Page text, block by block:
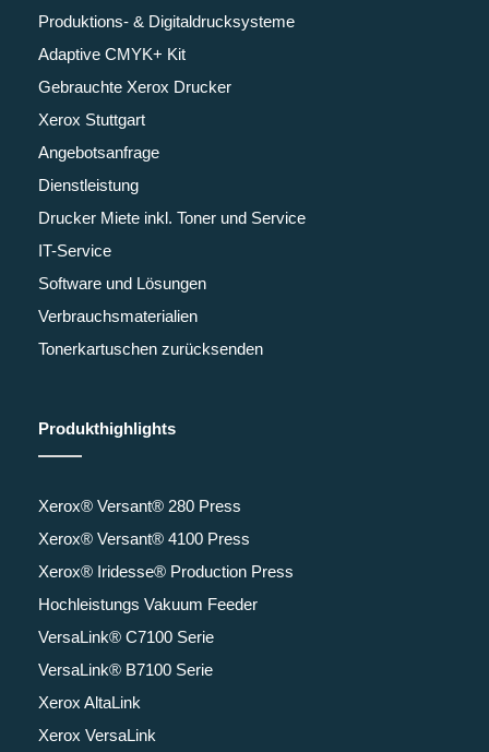
Produktions- & Digitaldrucksysteme
Adaptive CMYK+ Kit
Gebrauchte Xerox Drucker
Xerox Stuttgart
Angebotsanfrage
Dienstleistung
Drucker Miete inkl. Toner und Service
IT-Service
Software und Lösungen
Verbrauchsmaterialien
Tonerkartuschen zurücksenden
Produkthighlights
Xerox® Versant® 280 Press
Xerox® Versant® 4100 Press
Xerox® Iridesse® Production Press
Hochleistungs Vakuum Feeder
VersaLink® C7100 Serie
VersaLink® B7100 Serie
Xerox AltaLink
Xerox VersaLink